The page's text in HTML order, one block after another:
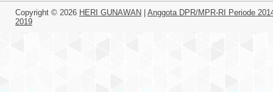
Copyright © 2026 HERI GUNAWAN
Anggota DPR/MPR-RI Periode
2019